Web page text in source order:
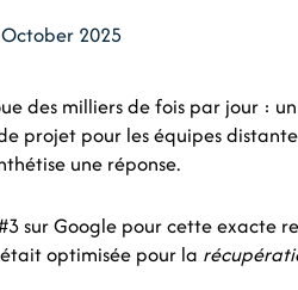
2025
des milliers de fois par jour :
projet pour les équipes
une réponse.
sur Google pour cette exacte
optimisée pour la